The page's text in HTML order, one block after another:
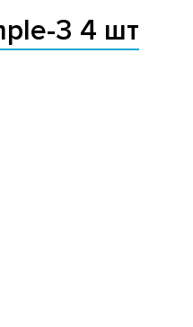
3 4 шт